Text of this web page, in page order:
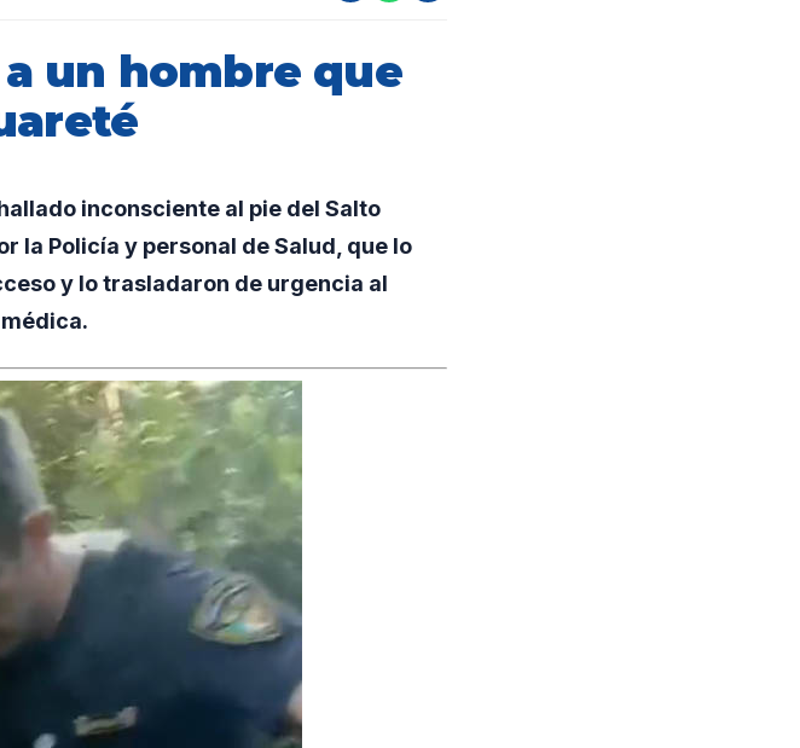
a un hombre que
inconsciente al pie del Salto
la Policía y personal de Salud, que lo
y lo trasladaron de urgencia al